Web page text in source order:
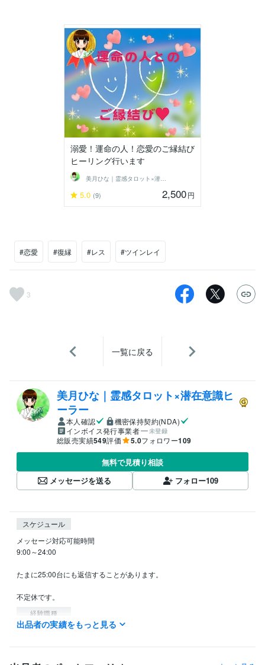
溺愛！運命の人！恋愛のご縁結び
ヒーリング行います
美月ひな｜霊感タロット×潜在意識ヒーラー
5.0 (9) 2,500円
#恋愛 #復縁 #レス #ツインレイ
3
一覧に戻る
美月ひな｜霊感タロット×潜在意識ヒ
ーラー
本人確認
機密保持契約(NDA)
インボイス発行事業者
未登録
総販売実績549評価 5.0フォロワー109
無料で見積り相談
メッセージを送る
フォロー109
スケジュール
メッセージ対応可能時間
9:00～24:00
たまに25:00台にも返信することがあります。
経験職種
営業 / 法人営業 経験年数 : 15年
営業 / 営業事務・アシスタント 経験年数 : 9年
事務・ビジネスサポート / 事務（一般事務）
出品者の実績をもっと見る